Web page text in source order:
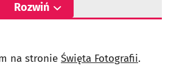
Rozwiń
na stronie Święta Fotografii.